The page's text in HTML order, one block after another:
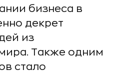
бизнеса в
декрет
из
Также одним
стало